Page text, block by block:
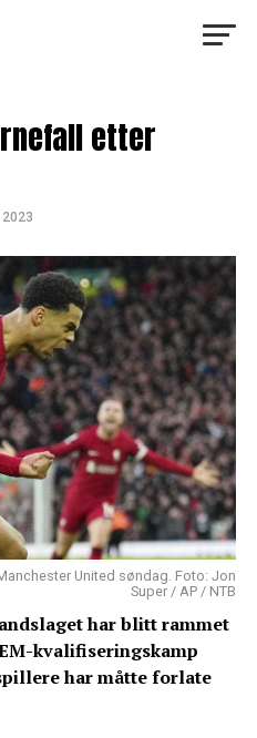
etter
United søndag. Foto: Jon
Super / AP / NTB
har blitt rammet
kvalifiseringskamp
har måtte forlate